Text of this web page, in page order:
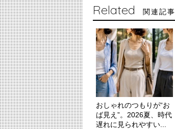
Related 関連記事
おしゃれのつもりが“お
ば見え”。2026夏、時代
遅れに見られやすい...